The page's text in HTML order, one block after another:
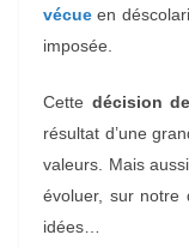
vécue en
imposée.
Cette décision
résultat d’une
valeurs. Mais
évoluer, sur notre
idées…